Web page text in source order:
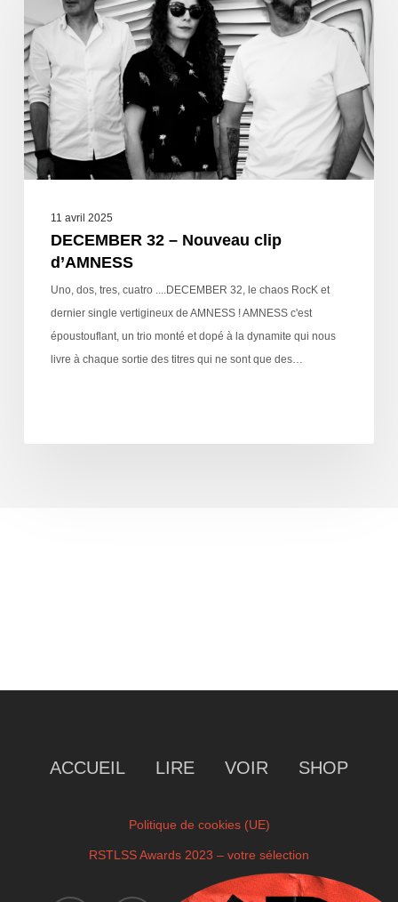
11 avril 2025
DECEMBER 32 – Nouveau clip
d’AMNESS
Uno, dos, tres, cuatro ....DECEMBER 32, le chaos RocK et
dernier single vertigineux de AMNESS ! AMNESS c'est
époustouflant, un trio monté et dopé à la dynamite qui nous
livre à chaque sortie des titres qui ne sont que des…
ACCUEIL LIRE VOIR SHOP
Politique de cookies (UE)
RSTLSS Awards 2023 – votre sélection